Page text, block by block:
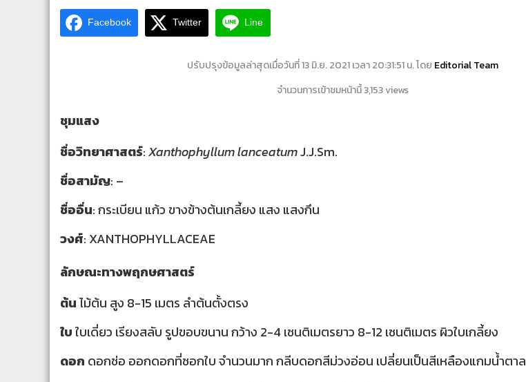
Facebook Twitter Line
ปรับปรุงข้อมูลล่าสุดเมื่อวันที่ 13 มิ.ย. 2021 เวลา 20:31:51 น. โดย Editorial Team
จำนวนการเข้าชมหน้านี้ 3,153 views
ชุมแสง
ชื่อวิทยาศาสตร์:Xanthophyllum lanceatumJ.J.Sm.
ชื่อสามัญ: –
ชื่ออื่น: กระเบียน แก้ว ขางข้างต้นเกลี้ยง แสง แสงกึน
วงศ์: XANTHOPHYLLACEAE
ลักษณะทางพฤกษศาสตร์
ต้นไม้ต้น สูง 8-15 เมตร ลำต้นตั้งตรง
ใบใบเดี่ยว เรียงสลับ รูปขอบขนาน กว้าง 2-4 เซนติเมตรยาว 8-12 เซนติเมตร ผิวใบเกลี้ยง
ดอก ดอกช่อ ออกดอกที่ซอกใบ จำนวนมาก กลีบดอกสีม่วงอ่อน เปลี่ยนเป็นสีเหลืองแกมน้ำตาล